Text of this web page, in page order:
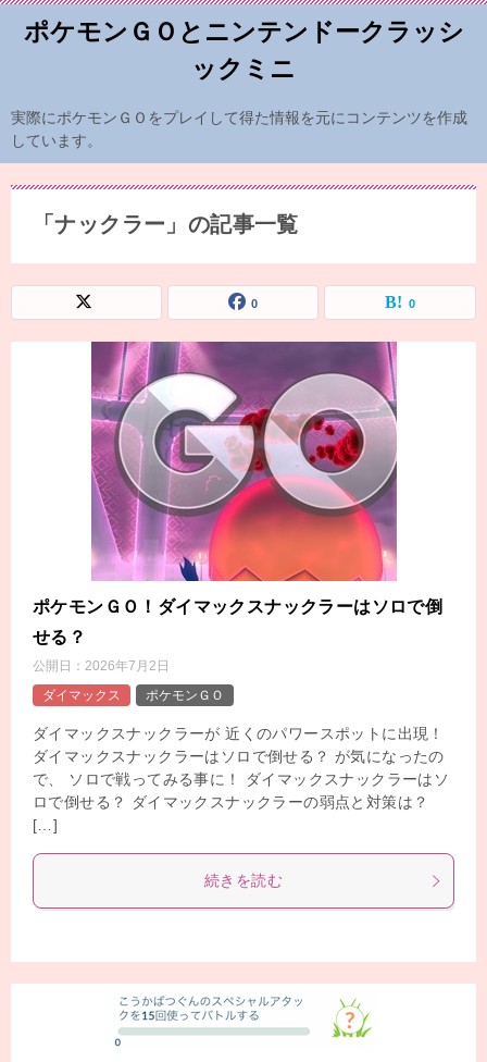
ポケモンＧＯとニンテンドークラッシ
ックミニ
実際にポケモンＧＯをプレイして得た情報を元にコンテンツを作成
しています。
「ナックラー」の記事一覧
0 0
ポケモンＧＯ！ダイマックスナックラーはソロで倒
せる？
公開日： 2026年7月2日
ダイマックス
ポケモンＧＯ
ダイマックスナックラーが 近くのパワースポットに出現！
ダイマックスナックラーはソロで倒せる？ が気になったの
で、 ソロで戦ってみる事に！ ダイマックスナックラーはソ
ロで倒せる？ ダイマックスナックラーの弱点と対策は？
[…]
続きを読む